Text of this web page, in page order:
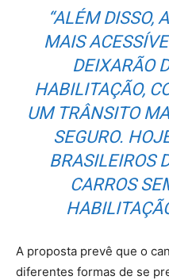
“ALÉM DISSO,
MAIS
DEIXARÃO
HABILITAÇÃO,
UM TRÂNSITO
SEGURO.
BRASILEIROS
CARROS
A proposta prevê que o
diferentes formas de se